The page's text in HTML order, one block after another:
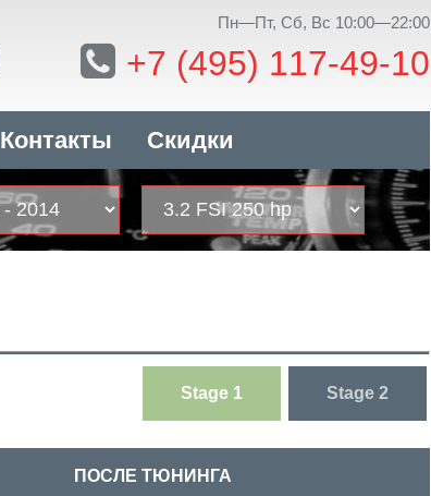
Пн—Пт, Сб, Вс 10:00—22:00
+7 (495) 117-49-10
Контакты Скидки
Stage 1 Stage 2
ПОСЛЕ ТЮНИНГА